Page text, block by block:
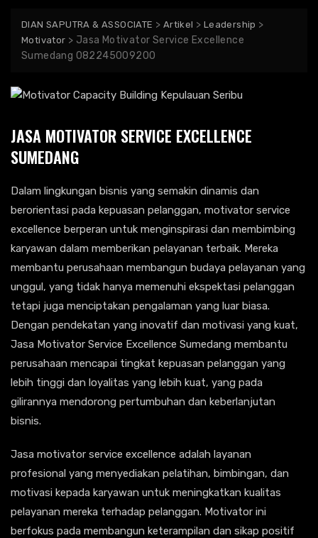
DIAN SAPUTRA & ASSOCIATE > Artikel > Leadership >
Motivator > Jasa Motivator Service Excellence
Sumedang 082245009200
JASA MOTIVATOR SERVICE EXCELLENCE
SUMEDANG
Dalam lingkungan bisnis yang semakin dinamis dan
berorientasi pada kepuasan pelanggan, motivator service
excellence berperan untuk menginspirasi dan membimbing
karyawan dalam memberikan pelayanan terbaik. Mereka
membantu perusahaan membangun budaya pelayanan yang
unggul, yang tidak hanya memenuhi ekspektasi pelanggan
tetapi juga menciptakan pengalaman yang luar biasa.
Dengan pendekatan yang inovatif dan motivasi yang kuat,
Jasa Motivator Service Excellence Sumedang membantu
perusahaan mencapai tingkat kepuasan pelanggan yang
lebih tinggi dan loyalitas yang lebih kuat, yang pada
gilirannya mendorong pertumbuhan dan keberlanjutan
bisnis.
Jasa motivator service excellence adalah layanan
profesional yang menyediakan pelatihan, bimbingan, dan
motivasi kepada karyawan untuk meningkatkan kualitas
pelayanan mereka terhadap pelanggan. Motivator ini
berfokus pada membangun keterampilan dan sikap positif